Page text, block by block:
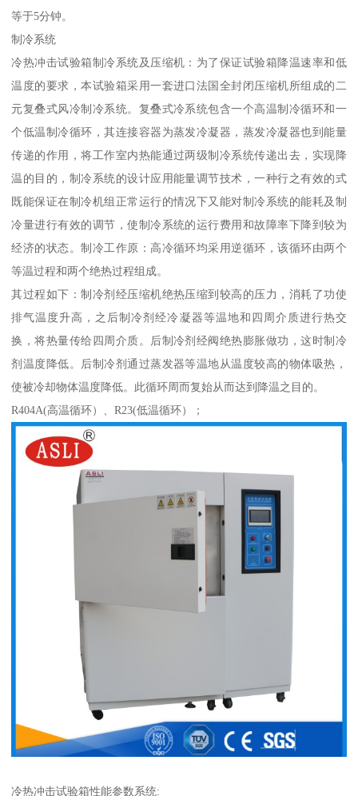
等于5分钟。
制冷系统
冷热冲击试验箱制冷系统及压缩机：为了保证试验箱降温速率和低
温度的要求，本试验箱采用一套进口法国全封闭压缩机所组成的二
元复叠式风冷制冷系统。复叠式冷系统包含一个高温制冷循环和一
个低温制冷循环，其连接容器为蒸发冷凝器，蒸发冷凝器也到能量
传递的作用，将工作室内热能通过两级制冷系统传递出去，实现降
温的目的，制冷系统的设计应用能量调节技术，一种行之有效的式
既能保证在制冷机组正常运行的情况下又能对制冷系统的能耗及制
冷量进行有效的调节，使制冷系统的运行费用和故障率下降到较为
经济的状态。制冷工作原：高冷循环均采用逆循环，该循环由两个
等温过程和两个绝热过程组成。
其过程如下：制冷剂经压缩机绝热压缩到较高的压力，消耗了功使
排气温度升高，之后制冷剂经冷凝器等温地和四周介质进行热交
换，将热量传给四周介质。后制冷剂经阀绝热膨胀做功，这时制冷
剂温度降低。后制冷剂通过蒸发器等温地从温度较高的物体吸热，
使被冷却物体温度降低。此循环周而复始从而达到降温之目的。
R404A(高温循环）、R23(低温循环）；
冷热冲击试验箱性能参数系统: